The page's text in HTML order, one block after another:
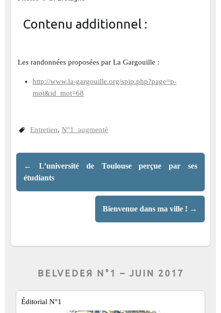
Contenu additionnel :
Les randonnées proposées par La Gargouille :
http://www.la-gargouille.org/spip.php?page=p-
mot&id_mot=68
Entretien, N°1_augmenté
←
L’université de Toulouse perçue par ses
étudiants
Bienvenue dans ma ville ! →
BELVEDEЯ N°1 – JUIN 2017
Éditorial N°1